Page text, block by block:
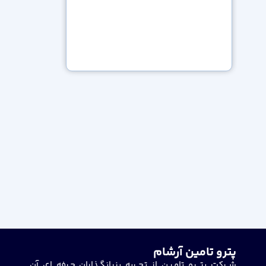
پترو تامین آرشام